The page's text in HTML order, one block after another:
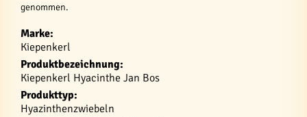
genommen.
Marke:
Kiepenkerl
Produktbezeichnung:
Kiepenkerl Hyacinthe Jan Bos
Produkttyp:
Hyazinthenzwiebeln